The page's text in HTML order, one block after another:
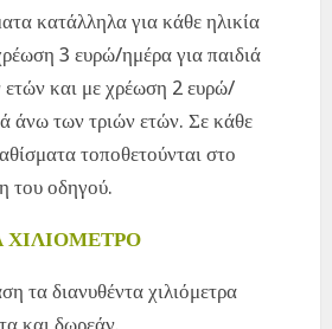
κατάλληλα για κάθε ηλικία
3 ευρώ/ημέρα για παιδιά
και με χρέωση 2 ευρώ/
άνω των τριών ετών. Σε κάθε
τοποθετούνται στο
του οδηγού.
τα διανυθέντα χιλιόμετρα
και δωρεάν.